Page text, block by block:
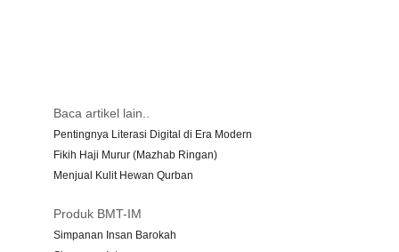
Baca artikel lain..
Pentingnya Literasi Digital di Era Modern
Fikih Haji Murur (Mazhab Ringan)
Menjual Kulit Hewan Qurban
Produk BMT-IM
Simpanan Insan Barokah